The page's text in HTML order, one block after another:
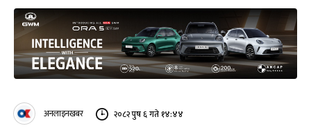
अनलाइनखबर २०८२ पुष ६ गते १४:४४